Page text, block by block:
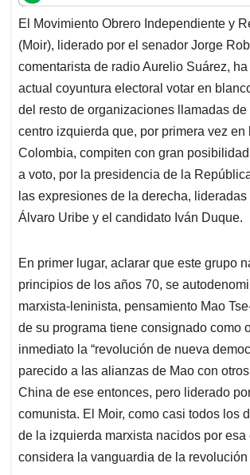
t
s
A
p
p
e
b
o
o
k
k
e
d
I
n
i
l
e
a
d
s
El Movimiento Obrero Independiente y
(Moir), liderado por el senador Jorge
comentarista de radio Aurelio Suárez,
actual coyuntura electoral votar en
del resto de organizaciones llamadas
centro izquierda que, por primera vez en
Colombia, compiten con gran
a voto, por la presidencia de la
las expresiones de la derecha,
Álvaro Uribe y el candidato Iván Duque.
En primer lugar, aclarar que este grupo
principios de los años 70, se
marxista-leninista, pensamiento Mao
de su programa tiene consignado como
inmediato la “revolución de nueva
parecido a las alianzas de Mao con
China de ese entonces, pero liderado
comunista. El Moir, como casi todos los
de la izquierda marxista nacidos por esa
considera la vanguardia de la